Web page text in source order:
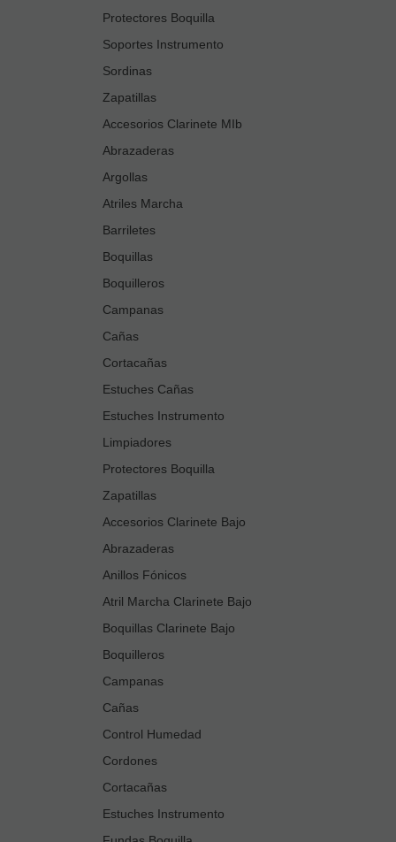
Protectores Boquilla
Soportes Instrumento
Sordinas
Zapatillas
Accesorios Clarinete MIb
Abrazaderas
Argollas
Atriles Marcha
Barriletes
Boquillas
Boquilleros
Campanas
Cañas
Cortacañas
Estuches Cañas
Estuches Instrumento
Limpiadores
Protectores Boquilla
Zapatillas
Accesorios Clarinete Bajo
Abrazaderas
Anillos Fónicos
Atril Marcha Clarinete Bajo
Boquillas Clarinete Bajo
Boquilleros
Campanas
Cañas
Control Humedad
Cordones
Cortacañas
Estuches Instrumento